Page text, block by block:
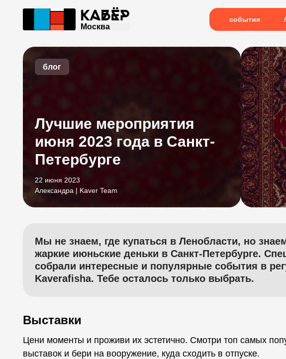
Москва
события /
блог
Лучшие мероприятия
июня 2023 года в Санкт-
Петербурге
22 июня 2023
Александра | Kaver Team
Мы не знаем, где купаться в Ленобласти, но
жаркие июньские деньки в Санкт-Петербурге.
собрали интересные и популярные события в
Kaverafisha. Тебе осталось только выбрать.
Выставки
Цени моменты и проживи их эстетично. Смотри топ самых
выставок и бери на вооружение, куда сходить в отпуске.